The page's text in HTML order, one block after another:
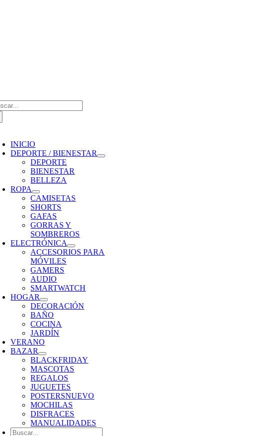
INICIO
DEPORTE / BIENESTAR
DEPORTE
BIENESTAR
BELLEZA
ROPA
CAMISETAS
SHORTS
GAFAS
GORRAS Y
SOMBREROS
ELECTRÓNICA
ACCESORIOS PARA
MÓVILES
GAMERS
AUDIO
SMARTWATCH
HOGAR
DECORACIÓN
BAÑO
COCINA
JARDÍN
VERANO
BAZAR
BLACKFRIDAY
MASCOTAS
REGALOS
JUGUETES
POSTERSNUEVO
MOCHILAS
DISFRACES
MANUALIDADES
Buscar: